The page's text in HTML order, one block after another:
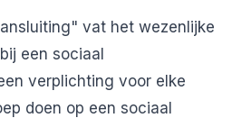
vat het wezenlijke
een sociaal
verplichting voor elke
doen op een sociaal